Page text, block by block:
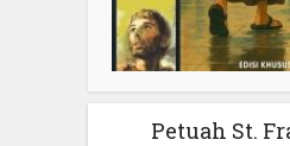
Petuah St.